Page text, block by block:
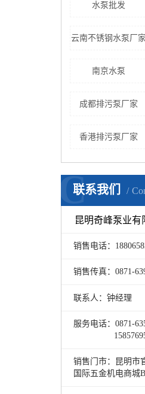
水泵批发
云南不锈钢水泵厂家
南京水泵
成都排污泵厂家
香港排污泵厂家
联系我们
C
昆明奇峰泵业有
销售电话：
销售传真：0871-
联系人：钟经理
服务电话：0871-
销售门市：昆明市
国际五金机电商城